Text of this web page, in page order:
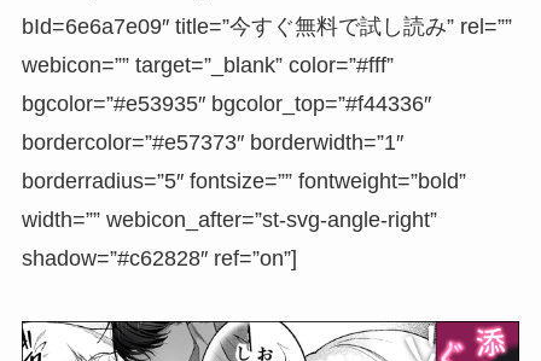
bId=6e6a7e09″ title=”今すぐ無料で試し読み” rel=””
webicon=”” target=”_blank” color=”#fff”
bgcolor=”#e53935″ bgcolor_top=”#f44336″
bordercolor=”#e57373″ borderwidth=”1″
borderradius=”5″ fontsize=”” fontweight=”bold”
width=”” webicon_after=”st-svg-angle-right”
shadow=”#c62828″ ref=”on”]